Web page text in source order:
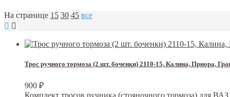
На странице 15 30 45 все
Трос ручного тормоза (2 шт. боченки) 2110-15, Калина, Приора,
900 ₽
Комплект тросов ручника (стояночного тормоза) для